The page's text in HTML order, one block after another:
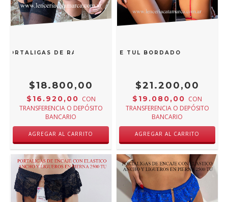
PORTALIGAS DE RASO NEGRO TU
$18.800,00
$16.920,00 CON
TRANSFERENCIA O DEPÓSITO
BANCARIO
AGREGAR AL CARRITO
ANDRESSA PORTALIGAS DE TUL BORDADO CON LIGAS
$21.200,00
$19.080,00 CON
TRANSFERENCIA O DEPÓSITO
BANCARIO
AGREGAR AL CARRITO